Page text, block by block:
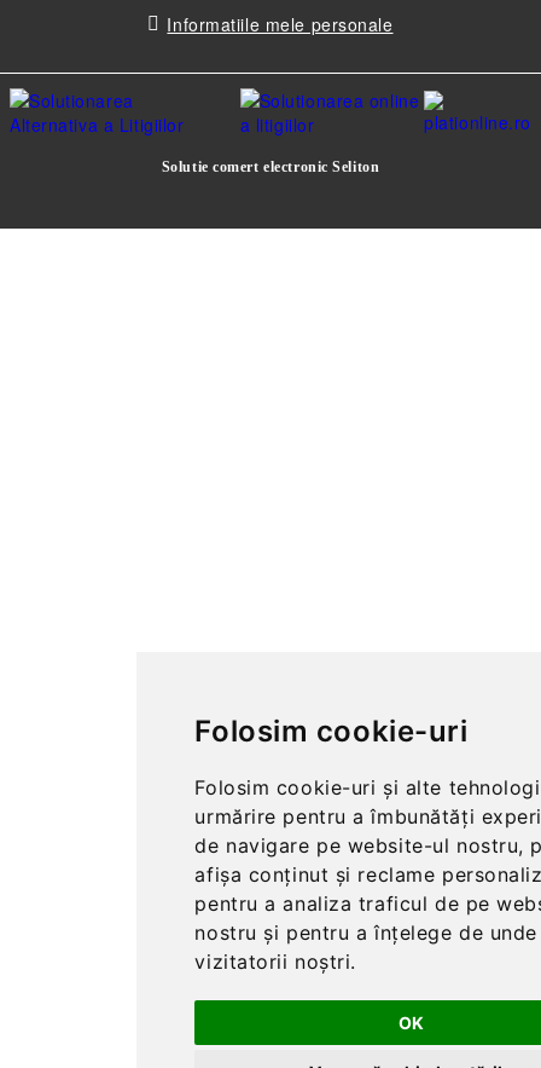
Folosim cookie-uri
Folosim cookie-uri și alte
urmărire pentru a îmbunătăți
de navigare pe website-ul nostru,
afișa conținut și reclame
pentru a analiza traficul de pe
nostru și pentru a înțelege de
vizitatorii noștri.
OK
Informatiile mele personale
Solutie comert electronic Seliton